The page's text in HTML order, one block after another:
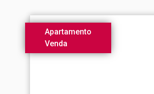
Apartamento
Venda